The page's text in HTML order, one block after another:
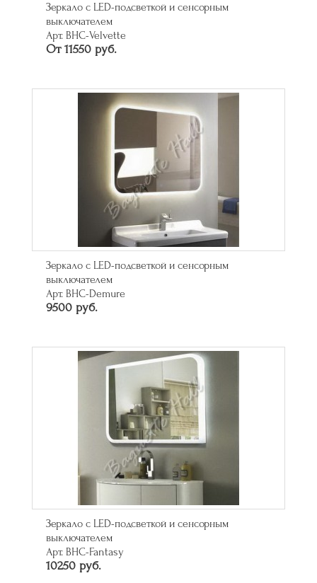
Зеркало с LED-подсветкой и сенсорным
выключателем
Арт. BHC-Velvette
От 11550 руб.
Зеркало с LED-подсветкой и сенсорным
выключателем
Арт. BHC-Demure
9500 руб.
Зеркало с LED-подсветкой и сенсорным
выключателем
Арт. BHC-Fantasy
10250 руб.